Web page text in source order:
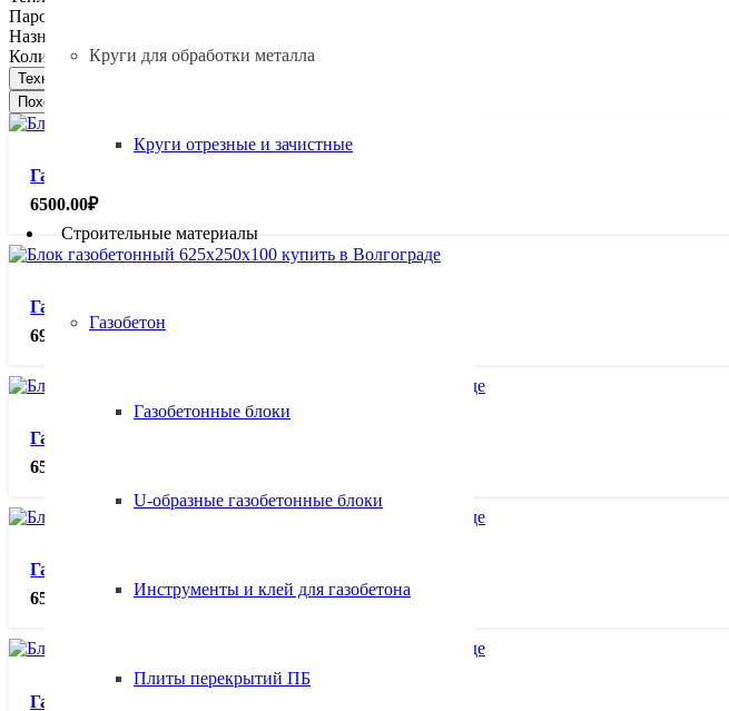
Круги для обработки металла
Круги отрезные и зачистные
Строительные материалы
Газобетон
Газобетонные блоки
U-образные газобетонные блоки
Инструменты и клей для газобетона
Плиты перекрытий ПБ
Паропроницаемость:
Назначение:
Количество на поддоне (1,5 м3), шт.:120
Техническая документация
Похожие товары
Газобетонные блоки 625х250х100 D500, м³.
6500.00₽
Газобетонные блоки 625х250х100 D600, м³.
6900.00 ₽
Газобетонные блоки 625х250х120 D500, м³.
6500.00
Газобетонные блоки 625х250х150 D500, м³.
6500.00
Газобетонные блоки 625х250х150 D600, м³.